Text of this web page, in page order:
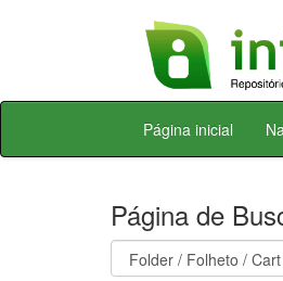
Skip
Página inicial
Página de